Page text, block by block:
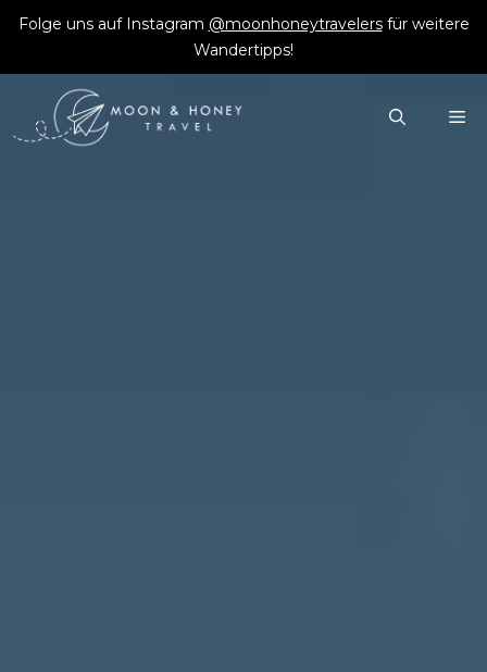
Zum
springen
Folge uns auf Instagram @moonhoneytravelersfür weitere
Wandertipps!